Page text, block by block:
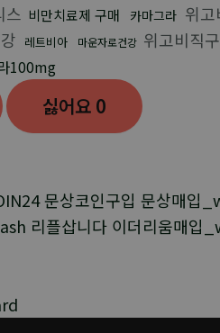
스 비만치료제 구매 카마그라 위
레트비아 마운자로건강 위고비직
100mg
싫어요 0
문상코인구입 문상매입
리플삽니다 이더리움매입